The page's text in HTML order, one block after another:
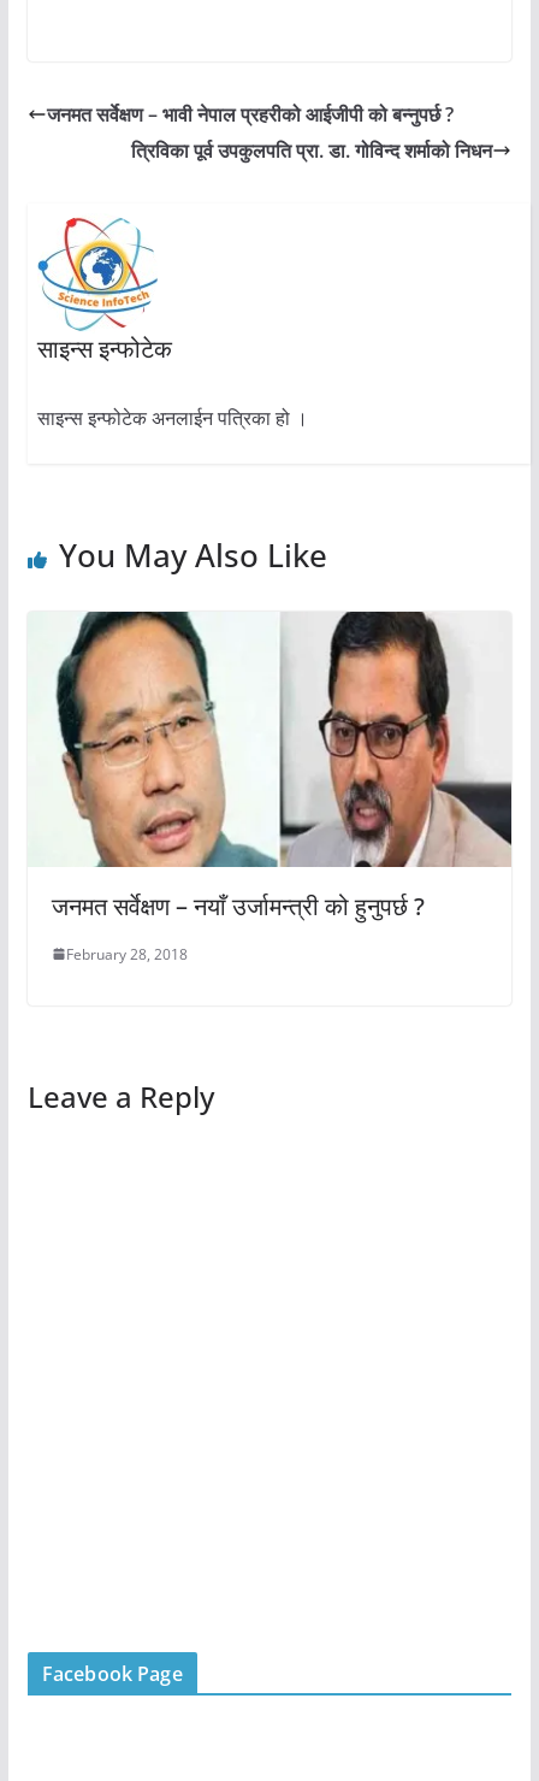
जनमत सर्वेक्षण – भावी नेपाल प्रहरीको आईजीपी को बन्नुपर्छ ?
त्रिविका पूर्व उपकुलपति प्रा. डा. गोविन्द शर्माको निधन
साइन्स इन्फोटेक
साइन्स इन्फोटेक अनलाईन पत्रिका हो ।
You May Also Like
जनमत सर्वेक्षण – नयाँ उर्जामन्त्री को हुनुपर्छ ?
February 28, 2018
Leave a Reply
Facebook Page